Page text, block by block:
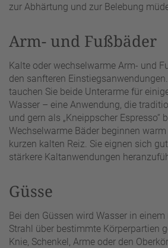
zur Abhärtung und zur Belebung
Arm- und Fußbäder
Kalte oder wechselwarme Arm- und
den sanfteren
tauchen Sie beide Unterarme für
Wasser – eine Anwendung, die
und gern als „Kneippscher Espresso“
Wechselwarme Bäder beginnen
kurzen kalten Reiz. Sie eignen sich
stärkere Kaltanwendungen
Güsse
Bei den Güssen wird Wasser in
Strahl über bestimmte Körperpartien
Knie, Schenkel, Arme oder den